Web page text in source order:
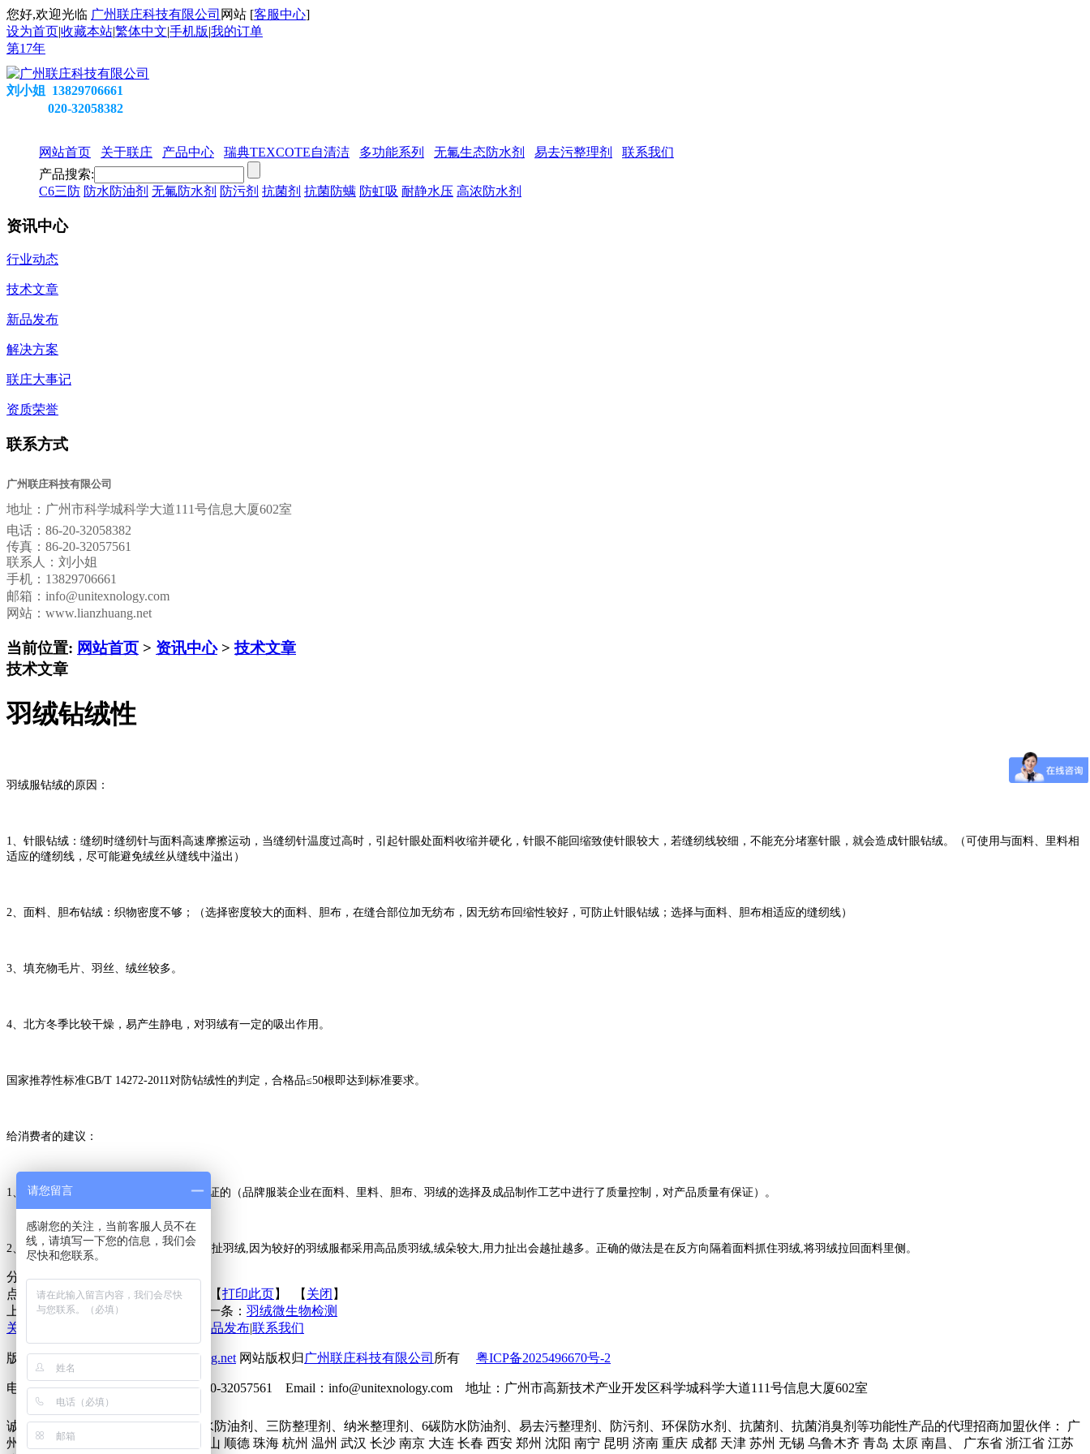
您好,欢迎光临 广州联庄科技有限公司 网站 [客服中心]
设为首页|收藏本站|繁体中文|手机版|我的订单
第17年
刘小姐 13829706661
020-32058382
网站首页 关于联庄 产品中心 瑞典TEXCOTE自清洁 多功能系列 无氟生态防水剂 易去污整理剂
联系我们
产品搜索:
C6三防 防水防油剂 无氟防水剂 防污剂 抗菌剂 抗菌防螨 防虹吸 耐静水压 高浓防水剂
资讯中心
行业动态
技术文章
新品发布
解决方案
联庄大事记
资质荣誉
联系方式
广州联庄科技有限公司
地址： 广州市科学城科学大道111号信息大厦602室
电话： 86-20-32058382
传真： 86-20-32057561
联系人：刘小姐
手机：13829706661
邮箱： info@unitexnology.com
网站：www.lianzhuang.net
当前位置: 网站首页 > 资讯中心>技术文章
技术文章
羽绒钻绒性
羽绒服钻绒的原因：
1、针眼钻绒：缝纫时缝纫针与面料高速摩擦运动，当缝纫针温度过高时，引起针眼处面料收缩并硬化，针眼不能回缩致使针眼较大，若缝纫线较细，不能充分堵塞针眼，就会造成针眼钻绒。（可使用与面料、里料相
适应的缝纫线，尽可能避免绒丝从缝线中溢出）
2、面料、胆布钻绒：织物密度不够；（选择密度较大的面料、胆布，在缝合部位加无纺布，因无纺布回缩性较好，可防止针眼钻绒；选择与面料、胆布相适应的缝纫线）
3、填充物毛片、羽丝、绒丝较多。
4、北方冬季比较干燥，易产生静电，对羽绒有一定的吸出作用。
国家推荐性标准GB/T 14272-2011对防钻绒性的判定，合格品≤50根即达到标准要求。
给消费者的建议：
1、 选择品牌羽绒服，是有一定的质量保证的（品牌服装企业在面料、里料、胆布、羽绒的选择及成品制作工艺中进行了质量控制，对产品质量有保证）。
2、 如果在接缝处有羽绒意外钻出,请勿硬扯羽绒,因为较好的羽绒服都采用高品质羽绒,绒朵较大,用力扯出会越扯越多。正确的做法是在反方向隔着面料抓住羽绒,将羽绒拉回面料里侧。
分享到：
点击次数：更新时间：2014-10-13 【打印此页 】 【 关闭 】
上一条：能挡子弹的纺织电路板 下一条： 羽绒微生物检测
关于联庄
新品发布联系我们
版权所有 2013©http://www.lianzhuang.net网站版权归 广州联庄科技有限公司 所有 粤ICP备2025496670号-2
电话：86-20-32058382 传真：86-20-32057561 Email：info@unitexnology.com 地址：广州市高新技术产业开发区科学城科学大道111号信息大厦602室
诚征下列地区无氟防水剂、六碳防水防油剂、三防整理剂、纳米整理剂、6碳防水防油剂、易去污整理剂、防污剂、环保防水剂、抗菌剂、抗菌消臭剂等功能性产品的代理招商加盟伙伴： 广
州市 深圳市 北京 上海 东莞 佛山 中山 顺德 珠海 杭州 温州 武汉 长沙 南京 大连 长春 西安 郑州 沈阳 南宁 昆明 济南 重庆 成都 天津 苏州 无锡 乌鲁木齐 青岛 太原 南昌、 广东省 浙江省 江苏
请您留言
感谢您的关注，当前客服人员不在
线，请填写一下您的信息，我们会
尽快和您联系。